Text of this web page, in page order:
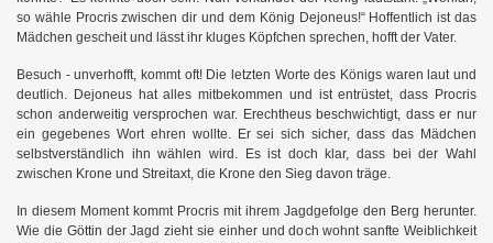
so wähle Procris zwischen dir und dem König Dejoneus!“ Hoffentlich ist das
Mädchen gescheit und lässt ihr kluges Köpfchen sprechen, hofft der Vater.
Besuch - unverhofft, kommt oft! Die letzten Worte des Königs waren laut und
deutlich. Dejoneus hat alles mitbekommen und ist entrüstet, dass Procris
schon anderweitig versprochen war. Erechtheus beschwichtigt, dass er nur
ein gegebenes Wort ehren wollte. Er sei sich sicher, dass das Mädchen
selbstverständlich ihn wählen wird. Es ist doch klar, dass bei der Wahl
zwischen Krone und Streitaxt, die Krone den Sieg davon träge.
In diesem Moment kommt Procris mit ihrem Jagdgefolge den Berg herunter.
Wie die Göttin der Jagd zieht sie einher und doch wohnt sanfte Weiblichkeit